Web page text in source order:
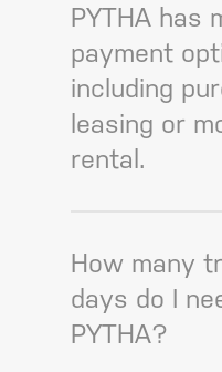
PYTHA has
payment
including
leasing or
rental.
How many
days do I
PYTHA?